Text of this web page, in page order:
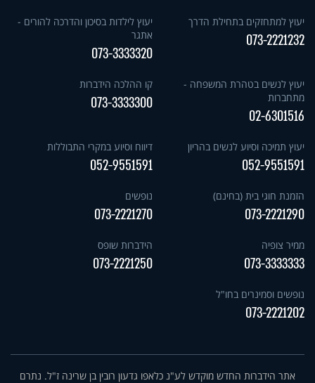
יעוץ למתחזקים בתחילת הדרך
073-2221232
יעוץ לילדות בסיכון והדרכה להורים -
אתגר
073-3333320
יעוץ לנשים בטהרת המשפחה -
מתחברות
02-6301516
קו ההלכה הידברות
073-3333300
יעוץ תמיכה וסיוע לנשים בהריון
052-9551591
דיווח וסיוע במקרי התבוללות
052-9551591
הזמנת חוגי בית (בחינם)
073-2221290
נופשים
073-2221270
ממיר צופיה
073-3333333
הידברות שופס
073-2221250
נופשים וסמינרים בחו"ל
073-2221202
אתר הידברות החדש מוקדש לע"נ כלאפו גדעון רובין בן שרינה ז"ל. נתרם